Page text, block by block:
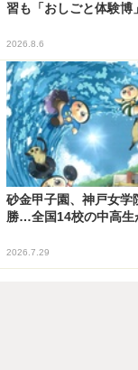
習も「おしごと体験博
2026.8.6
砂金甲子園、神戸女学
勝…全国14校の中高生
2026.7.29